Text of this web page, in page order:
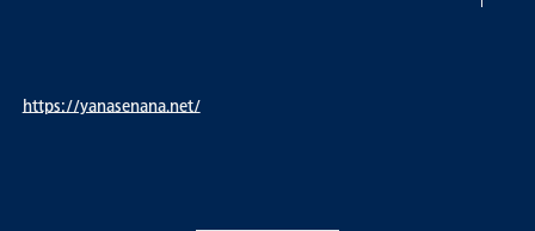
https://yanasenana.net/